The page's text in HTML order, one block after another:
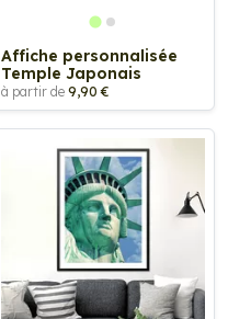
Affiche personnalisée
Temple Japonais
à partir de 9,90 €